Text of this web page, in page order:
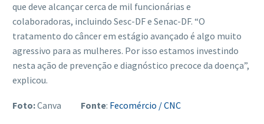
que deve alcançar cerca de mil funcionárias e
colaboradoras, incluindo Sesc-DF e Senac-DF. “O
tratamento do câncer em estágio avançado é algo muito
agressivo para as mulheres. Por isso estamos investindo
nesta ação de prevenção e diagnóstico precoce da doença”,
explicou.
Foto:Canva Fonte: Fecomércio / CNC